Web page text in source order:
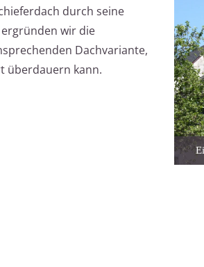
durch seine
wir die
Dachvariante,
überdauern kann.